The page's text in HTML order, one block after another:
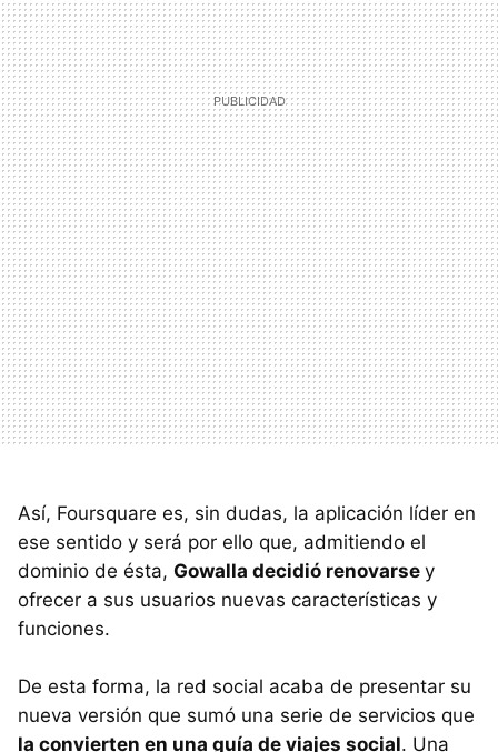
Así, Foursquare es, sin dudas, la aplicación líder en
ese sentido y será por ello que, admitiendo el
dominio de ésta, Gowalla decidió renovarse y
ofrecer a sus usuarios nuevas características y
funciones.
De esta forma, la red social acaba de presentar su
nueva versión que sumó una serie de servicios que
la convierten en una guía de viajes social. Una